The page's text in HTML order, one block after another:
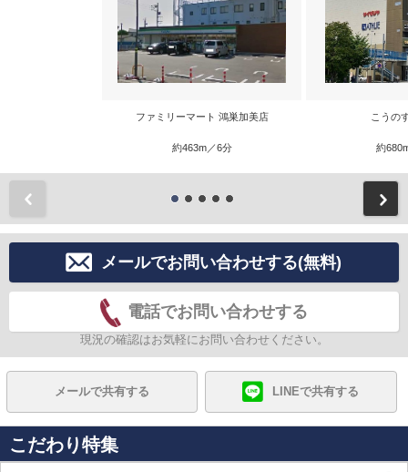
ファミリーマート 鴻巣加美店
約463m／6分
こうの
約
メールでお問い合わせする(無料)
電話でお問い合わせする
現況の確認はお気軽にお問い合わせください。
メールで共有する LINEで共有する
こだわり特集